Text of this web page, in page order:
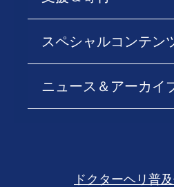
スペシャルコンテン
ニュース＆アーカイ
ドクターヘリ普